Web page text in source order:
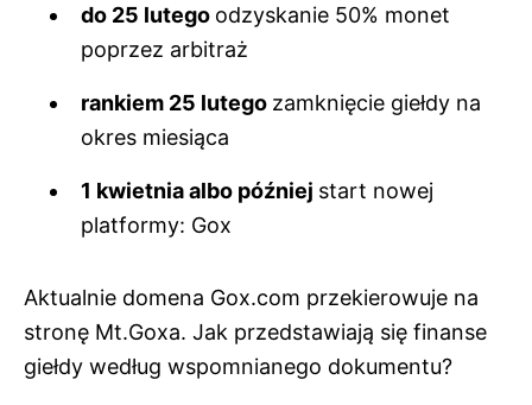
do 25 lutego odzyskanie 50% monet
poprzez arbitraż
rankiem 25 lutego zamknięcie giełdy na
okres miesiąca
1 kwietnia albo później start nowej
platformy: Gox
Aktualnie domena Gox.com przekierowuje na
stronę Mt.Goxa. Jak przedstawiają się finanse
giełdy według wspomnianego dokumentu?